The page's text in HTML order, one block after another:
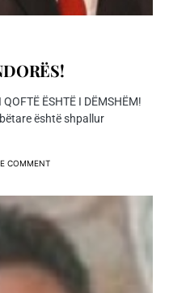
ËSHTË I DËMSHËM!
është shpallur
COMMENT